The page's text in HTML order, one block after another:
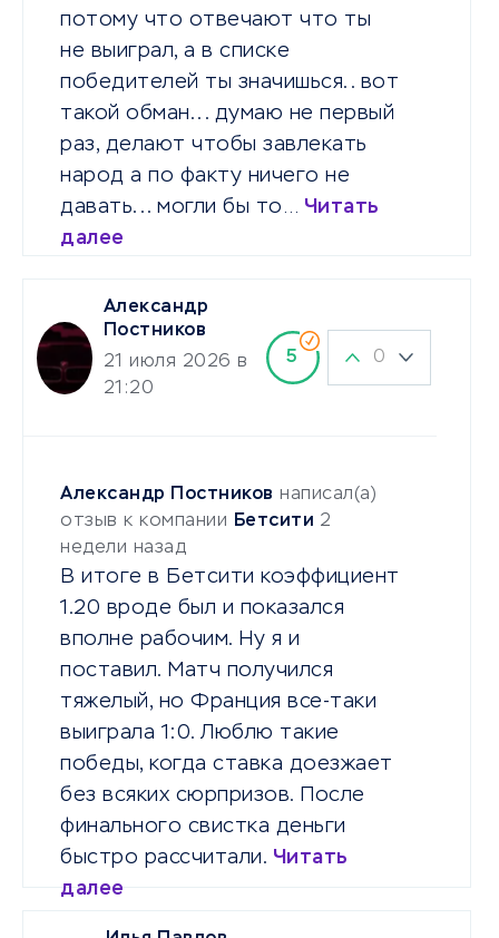
потому что отвечают что ты
не выиграл, а в списке
победителей ты значишься.. вот
такой обман... думаю не первый
раз, делают чтобы завлекать
народ а по факту ничего не
давать... могли бы то… Читать
далее
Александр
Постников
21 июля 2026 в
21:20
5 0
Александр Постников написал(а)
отзыв к компании Бетсити 2
недели назад
В итоге в Бетсити коэффициент
1.20 вроде был и показался
вполне рабочим. Ну я и
поставил. Матч получился
тяжелый, но Франция все-таки
выиграла 1:0. Люблю такие
победы, когда ставка доезжает
без всяких сюрпризов. После
финального свистка деньги
быстро рассчитали. Читать
далее